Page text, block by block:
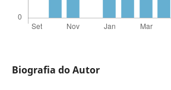
Biografia do Autor